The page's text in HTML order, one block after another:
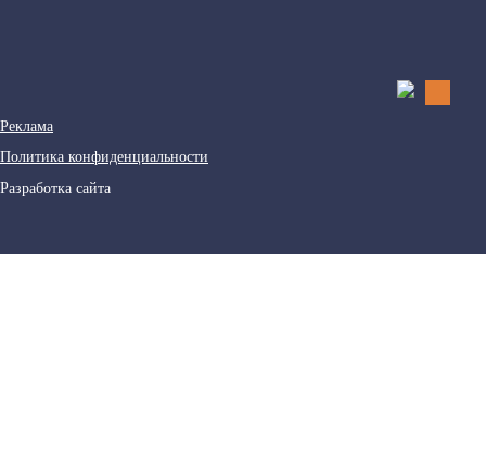
Реклама
Политика конфиденциальности
Разработка сайта